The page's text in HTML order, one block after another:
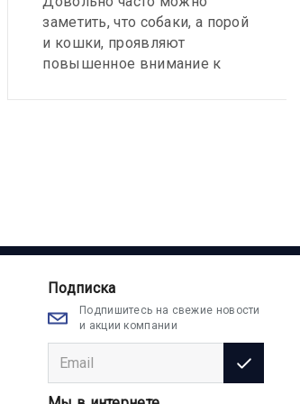
заметить, что собаки, а порой
и кошки, проявляют
повышенное внимание к
Подписка
Подпишитесь на свежие новости
и акции компании